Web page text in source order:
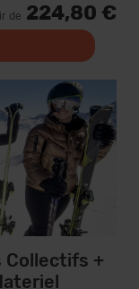
de 224,80 €
Collectifs +